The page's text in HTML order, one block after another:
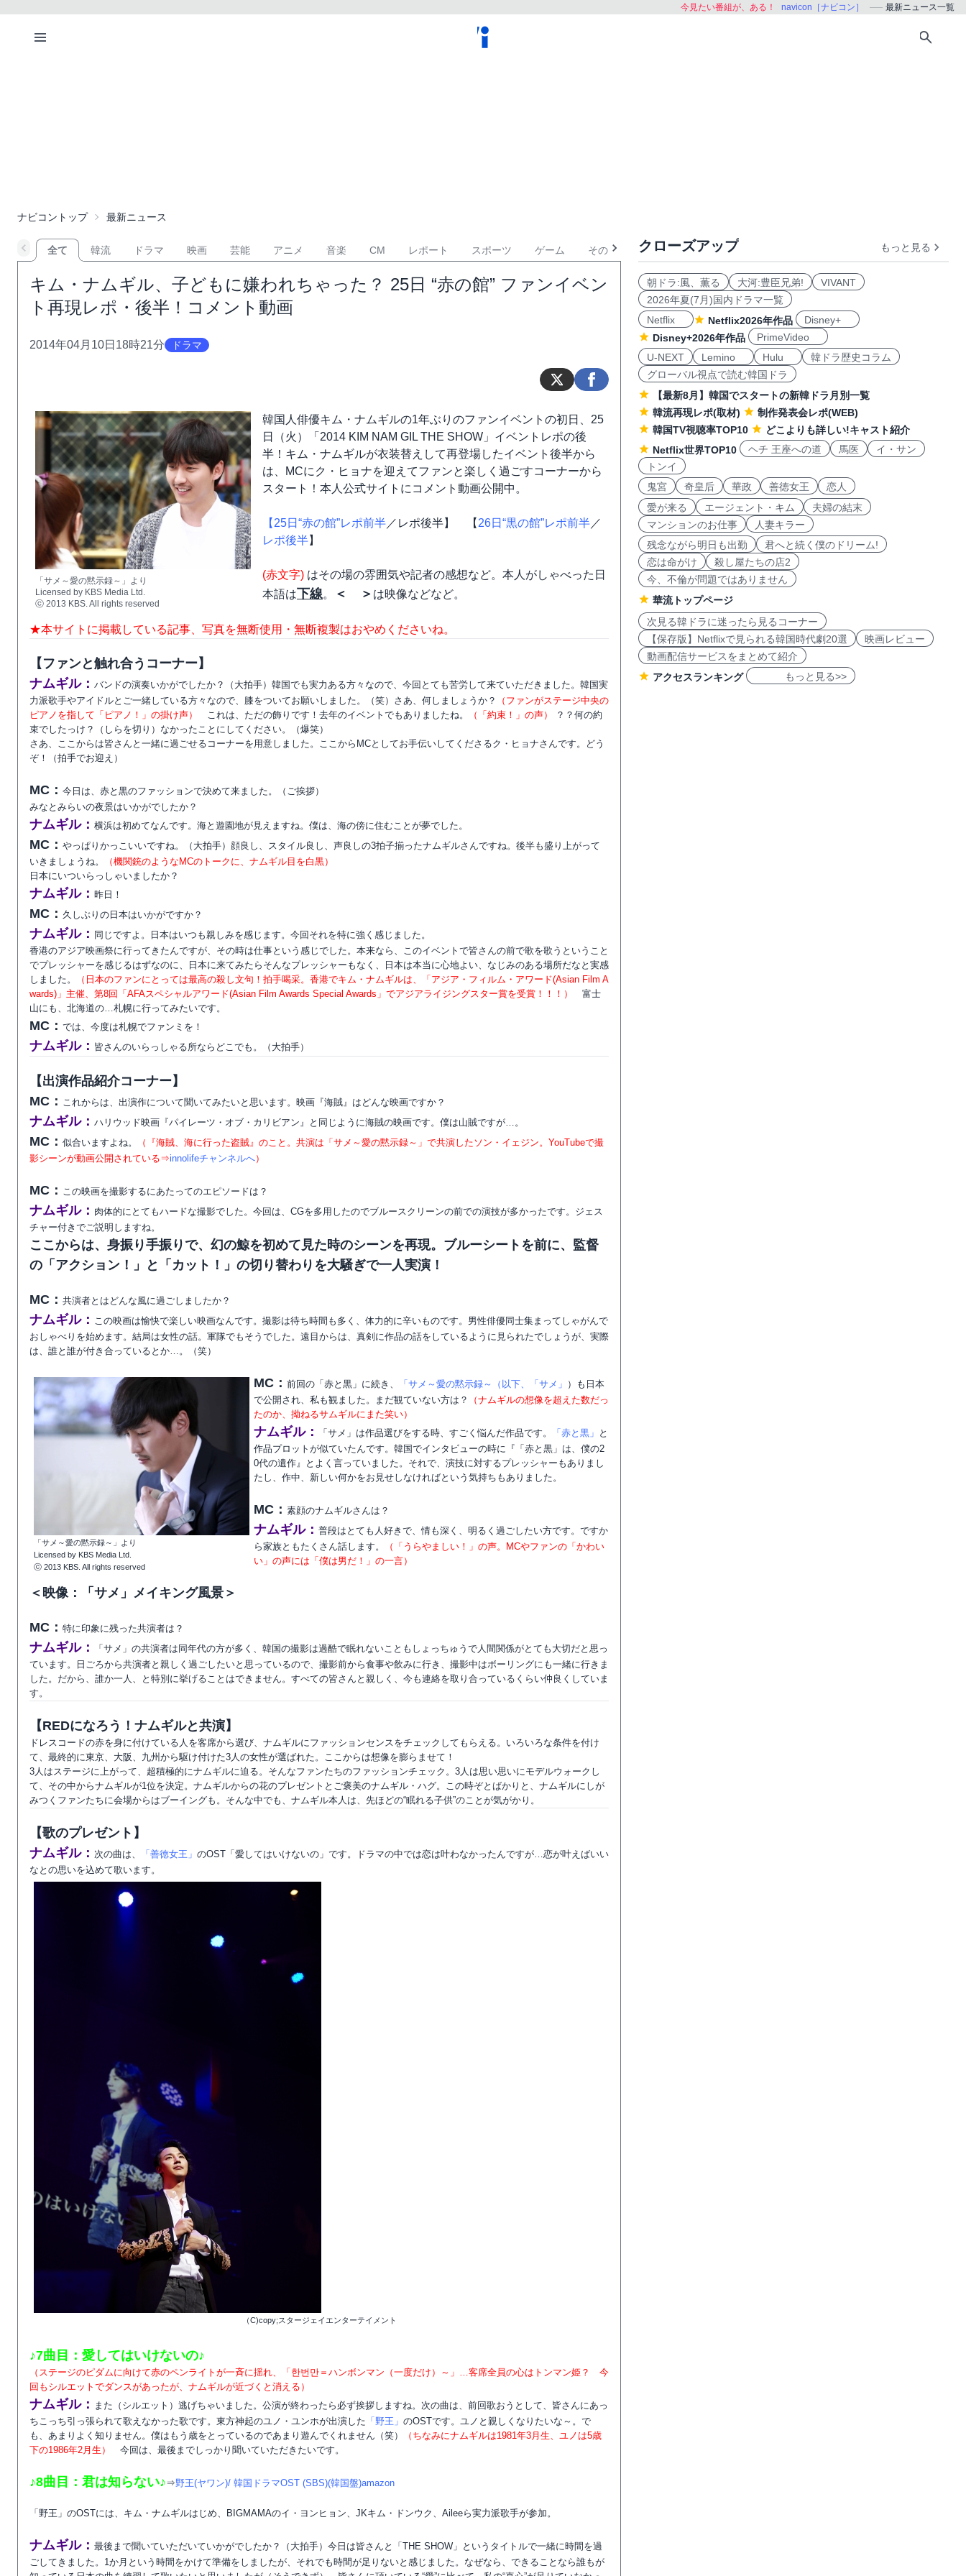
今見たい番組が、ある！ navicon［ナビコン］ 最新ニュース一覧
ナビコントップ 最新ニュース
全て 韓流 ドラマ 映画 芸能 アニメ 音楽 CM レポート スポーツ ゲーム その他
キム・ナムギル、子どもに嫌われちゃった？ 25日 “赤の館” ファンイベン
ト再現レポ・後半！コメント動画
2014年04月10日18時21分 ドラマ
「サメ～愛の黙示録～」より
Licensed by KBS Media Ltd.
ⓒ 2013 KBS. All rights reserved
韓国人俳優キム・ナムギルの1年ぶりのファンイベントの初日、25
日（火）「2014 KIM NAM GIL THE SHOW」イベントレポの後
半！キム・ナムギルが衣装替えして再登場したイベント後半から
は、MCにク・ヒョナを迎えてファンと楽しく過ごすコーナーから
スタート！本人公式サイトにコメント動画公開中。
【25日“赤の館”レポ前半 ／レポ後半】 【 26日“黒の館”レポ前半 ／
レポ後半】
(赤文字) はその場の雰囲気や記者の感想など。本人がしゃべった日
本語は下線。 ＜ ＞ は映像などなど。
★本サイトに掲載している記事、写真を無断使用・無断複製はおやめくださいね。
【ファンと触れ合うコーナー】
ナムギル： バンドの演奏いかがでしたか？（大拍手）韓国でも実力ある方々なので、今回とても苦労して来ていただきました。韓国実
力派歌手やアイドルとご一緒している方々なので、膝をついてお願いしました。（笑）さあ、何しましょうか？
（ファンがステージ中央の
ピアノを指して「ピアノ！」の掛け声）
これは、ただの飾りです！去年のイベントでもありましたね。 （「約束！」の声）
？？何の約
束でしたっけ？（しらを切り）なかったことにしてください。（爆笑）
さあ、ここからは皆さんと一緒に過ごせるコーナーを用意しました。ここからMCとしてお手伝いしてくださるク・ヒョナさんです。どう
ぞ！（拍手でお迎え）
MC： 今日は、赤と黒のファッションで決めて来ました。（ご挨拶）
みなとみらいの夜景はいかがでしたか？
ナムギル： 横浜は初めてなんです。海と遊園地が見えますね。僕は、海の傍に住むことが夢でした。
MC： やっぱりかっこいいですね。（大拍手）顔良し、スタイル良し、声良しの3拍子揃ったナムギルさんですね。後半も盛り上がって
いきましょうね。
（機関銃のようなMCのトークに、ナムギル目を白黒）
日本にいついらっしゃいましたか？
ナムギル： 昨日！
MC： 久しぶりの日本はいかがですか？
ナムギル： 同じですよ。日本はいつも親しみを感じます。今回それを特に強く感じました。
香港のアジア映画祭に行ってきたんですが、その時は仕事という感じでした。本来なら、このイベントで皆さんの前で歌を歌うということ
でプレッシャーを感じるはずなのに、日本に来てみたらそんなプレッシャーもなく、日本は本当に心地よい、なじみのある場所だなと実感
しました。
（日本のファンにとっては最高の殺し文句！拍手喝采。香港でキム・ナムギルは、「アジア・フィルム・アワード(Asian Film A
wards)」主催、第8回「AFAスペシャルアワード(Asian Film Awards Special Awards」でアジアライジングスター賞を受賞！！！）
富士
山にも、北海道の…札幌に行ってみたいです。
MC： では、今度は札幌でファンミを！
ナムギル： 皆さんのいらっしゃる所ならどこでも。（大拍手）
【出演作品紹介コーナー】
MC： これからは、出演作について聞いてみたいと思います。映画『海賊』はどんな映画ですか？
ナムギル： ハリウッド映画『パイレーツ・オブ・カリビアン』と同じように海賊の映画です。僕は山賊ですが…。
MC： 似合いますよね。
（『海賊、海に行った盗賊』のこと。共演は「サメ～愛の黙示録～」で共演したソン・イェジン。YouTubeで撮
影シーンが動画公開されている⇒innolifeチャンネルへ）
MC： この映画を撮影するにあたってのエピソードは？
ナムギル： 肉体的にとてもハードな撮影でした。今回は、CGを多用したのでブルースクリーンの前での演技が多かったです。ジェス
チャー付きでご説明しますね。
ここからは、身振り手振りで、幻の鯨を初めて見た時のシーンを再現。ブルーシートを前に、監督
の「アクション！」と「カット！」の切り替わりを大騒ぎで一人実演！
MC： 共演者とはどんな風に過ごしましたか？
ナムギル： この映画は愉快で楽しい映画なんです。撮影は待ち時間も多く、体力的に辛いものです。男性俳優同士集まってしゃがんで
おしゃべりを始めます。結局は女性の話。軍隊でもそうでした。遠目からは、真剣に作品の話をしているように見られたでしょうが、実際
は、誰と誰が付き合っているとか…。（笑）
「サメ～愛の黙示録～」より
Licensed by KBS Media Ltd.
ⓒ 2013 KBS. All rights reserved
MC： 前回の「赤と黒」に続き、 「サメ～愛の黙示録～（以下、「サメ」 ）も日本
で公開され、私も観ました。まだ観ていない方は？
（ナムギルの想像を超えた数だっ
たのか、拗ねるサムギルにまた笑い）
ナムギル： 「サメ」は作品選びをする時、すごく悩んだ作品です。 「赤と黒」 と
作品プロットが似ていたんです。韓国でインタビューの時に『「赤と黒」は、僕の2
0代の遺作』とよく言っていました。それで、演技に対するプレッシャーもありまし
たし、作中、新しい何かをお見せしなければという気持ちもありました。
MC： 素顔のナムギルさんは？
ナムギル： 普段はとても人好きで、情も深く、明るく過ごしたい方です。ですか
ら家族ともたくさん話します。
（「うらやましい！」の声。MCやファンの「かわい
い」の声には「僕は男だ！」の一言）
＜映像：「サメ」メイキング風景＞
MC： 特に印象に残った共演者は？
ナムギル：
「サメ」の共演者は同年代の方が多く、韓国の撮影は過酷で眠れないこともしょっちゅうで人間関係がとても大切だと思っ
ています。日ごろから共演者と親しく過ごしたいと思っているので、撮影前から食事や飲みに行き、撮影中はボーリングにも一緒に行きま
した。だから、誰か一人、と特別に挙げることはできません。すべての皆さんと親しく、今も連絡を取り合っているくらい仲良くしていま
す。
【REDになろう！ナムギルと共演】
ドレスコードの赤を身に付けている人を客席から選び、ナムギルにファッションセンスをチェックしてもらえる。いろいろな条件を付け
て、最終的に東京、大阪、九州から駆け付けた3人の女性が選ばれた。ここからは想像を膨らませて！
3人はステージに上がって、超積極的にナムギルに迫る。そんなファンたちのファッションチェック。3人は思い思いにモデルウォークし
て、その中からナムギルが1位を決定。ナムギルからの花のプレゼントとご褒美のナムギル・ハグ。この時ぞとばかりと、ナムギルにしが
みつくファンたちに会場からはブーイングも。そんな中でも、ナムギル本人は、先ほどの“眠れる子供”のことが気がかり。
【歌のプレゼント】
ナムギル： 次の曲は、 「善徳女王」 のOST「愛してはいけないの」です。ドラマの中では恋は叶わなかったんですが…恋が叶えばいい
なとの思いを込めて歌います。
（C)copy;スタージェイエンターテイメント
♪7曲目：愛してはいけないの♪
（ステージのピダムに向けて赤のペンライトが一斉に揺れ、「한번만＝ハンボンマン（一度だけ）～」…客席全員の心はトンマン姫？ 今
回もシルエットでダンスがあったが、ナムギルが近づくと消える）
ナムギル： また（シルエット）逃げちゃいました。公演が終わったら必ず挨拶しますね。次の曲は、前回歌おうとして、皆さんにあっ
ちこっち引っ張られて歌えなかった歌です。東方神起のユノ・ユンホが出演した 「野王」 のOSTです。ユノと親しくなりたいな～。で
も、あまりよく知りません。僕はもう歳をとっているのであまり遊んでくれません（笑）
（ちなみにナムギルは1981年3月生、ユノは5歳
下の1986年2月生）
今回は、最後までしっかり聞いていただきたいです。
♪8曲目：君は知らない♪⇒野王(ヤワン)/ 韓国ドラマOST (SBS)(韓国盤)amazon
「野王」のOSTには、キム・ナムギルはじめ、BIGMAMAのイ・ヨンヒョン、JKキム・ドンウク、Aileeら実力派歌手が参加。
ナムギル： 最後まで聞いていただいていかがでしたか？（大拍手）今日は皆さんと「THE SHOW」というタイトルで一緒に時間を過
ごしてきました。1か月という時間をかけて準備をしましたが、それでも時間が足りないと感じました。なぜなら、できることなら誰もが
クローズアップ もっと見る
朝ドラ:風、薫る 大河:豊臣兄弟!
VIVANT
2026年夏(7月)国内ドラマ一覧
Netflix
Netflix2026年作品
Disney+
Disney+2026年作品
PrimeVideo
U-NEXT
Lemino Hulu
韓ドラ歴史コラム
グローバル視点で読む韓国ドラ
【最新8月】韓国でスタートの新韓ドラ月別一覧
韓流再現レポ(取材)
制作発表会レポ(WEB)
韓国TV視聴率TOP10
どこよりも詳しい!キャスト紹介
Netflix世界TOP10
ヘチ 王座への道 馬医
イ・サン
トンイ
鬼宮
奇皇后 華政 善徳女王
恋人
愛が来る
エージェント・キム
夫婦の結末
マンションのお仕事
人妻キラー
残念ながら明日も出勤
君へと続く僕のドリーム!
恋は命がけ
殺し屋たちの店2
今、不倫が問題ではありません
華流トップページ
次見る韓ドラに迷ったら見るコーナー
【保存版】Netflixで見られる韓国時代劇20選
映画レビュー
動画配信サービスをまとめて紹介
アクセスランキング
もっと見る>>